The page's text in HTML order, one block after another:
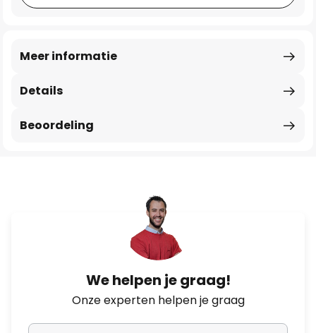
Details
Meer informatie
Beoordeling
We helpen je graag!
Onze experten helpen je graag